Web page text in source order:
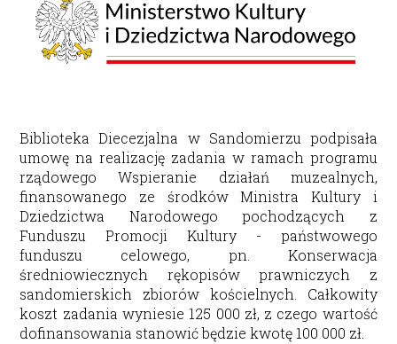
Biblioteka Diecezjalna w Sandomierzu podpisała
umowę na realizację zadania w ramach programu
rządowego Wspieranie działań muzealnych,
finansowanego ze środków Ministra Kultury i
Dziedzictwa Narodowego pochodzących z
Funduszu Promocji Kultury - państwowego
funduszu celowego, pn. Konserwacja
średniowiecznych rękopisów prawniczych z
sandomierskich zbiorów kościelnych . Całkowity
koszt zadania wyniesie 125 000 zł, z czego wartość
dofinansowania stanowić będzie kwotę 100 000 zł.